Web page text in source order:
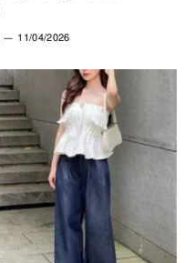
11/04/2026